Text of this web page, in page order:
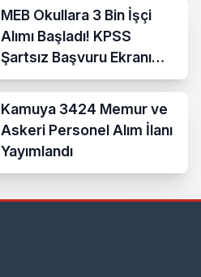
MEB Okullara 3 Bin İşçi
Alımı Başladı! KPSS
Şartsız Başvuru Ekranı
Açıldı
Kamuya 3424 Memur ve
Askeri Personel Alım İlanı
Yayımlandı